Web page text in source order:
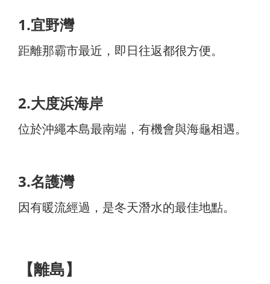
1.宜野灣
距離那霸市最近，即日往返都很方便。
2.大度浜海岸
位於沖繩本島最南端，有機會與海龜相遇。
3.名護灣
因有暖流經過，是冬天潛水的最佳地點。
【離島】